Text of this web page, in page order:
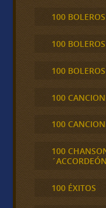
100
100
100
100
100
100
´ACCORDEÓN
100 ÉXITOS